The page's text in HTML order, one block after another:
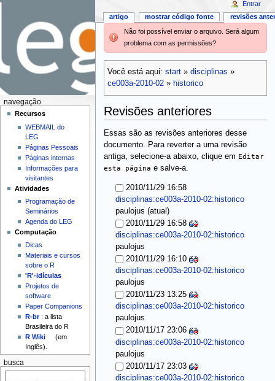
Não foi possível enviar o arquivo. Será algum
problema com as permissões?
Você está aqui: start» disciplinas »
ce003a-2010-02» historico
Revisões anteriores
Essas são as revisões anteriores desse
documento. Para reverter a uma revisão
antiga, selecione-a abaixo, clique em Editar
esta página e salve-a.
2010/11/29 16:58
disciplinas:ce003a-2010-02:historico
paulojus (atual)
2010/11/29 16:58
disciplinas:ce003a-2010-02:historico
paulojus
2010/11/29 16:10
disciplinas:ce003a-2010-02:historico
paulojus
2010/11/23 13:25
disciplinas:ce003a-2010-02:historico
paulojus
2010/11/17 23:06
disciplinas:ce003a-2010-02:historico
paulojus
2010/11/17 23:03
disciplinas:ce003a-2010-02:historico
artigo mostrar código fonte revisões
Entrar
navegação
Recursos
WEBMAIL do
LEG
Páginas Pessoais
Páginas internas
Informações para
visitantes
Atividades
Programação de
Seminários
Agenda do LEG
Computação
Dicas
Materiais e cursos
sobre o R
'R'-idículas
Projetos de
software
Paper Companions
R-br: a lista
Brasileira do R
R Wiki
(em
Inglês).
busca